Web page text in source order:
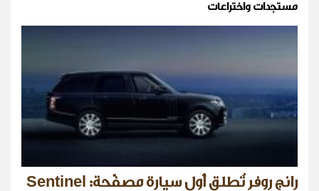
مستجدات واختراعات
رانج روفر تُطلق أول سيارة مصفّحة: Sentinel